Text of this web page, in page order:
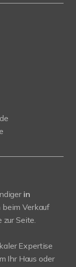
in
Verkauf
Seite.
Expertise
Ihr Haus oder